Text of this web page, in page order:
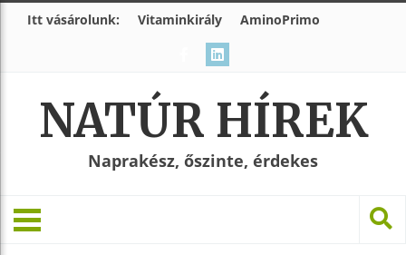
Itt vásárolunk: Vitaminkirály AminoPrimo
NATÚR HÍREK
Naprakész, őszinte, érdekes